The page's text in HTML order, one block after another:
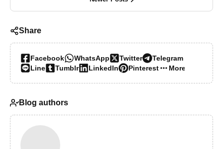
Share
Facebook WhatsApp Twitter
Telegram
Line
Tumblr LinkedIn Pinterest More…
Blog authors